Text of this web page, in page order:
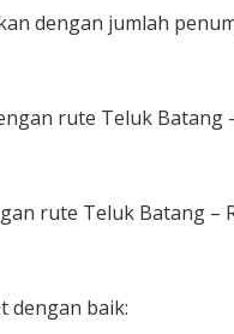
dengan jumlah
rute Teluk
rute Teluk Batang –
dengan baik: